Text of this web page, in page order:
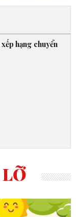
hạng chuyển